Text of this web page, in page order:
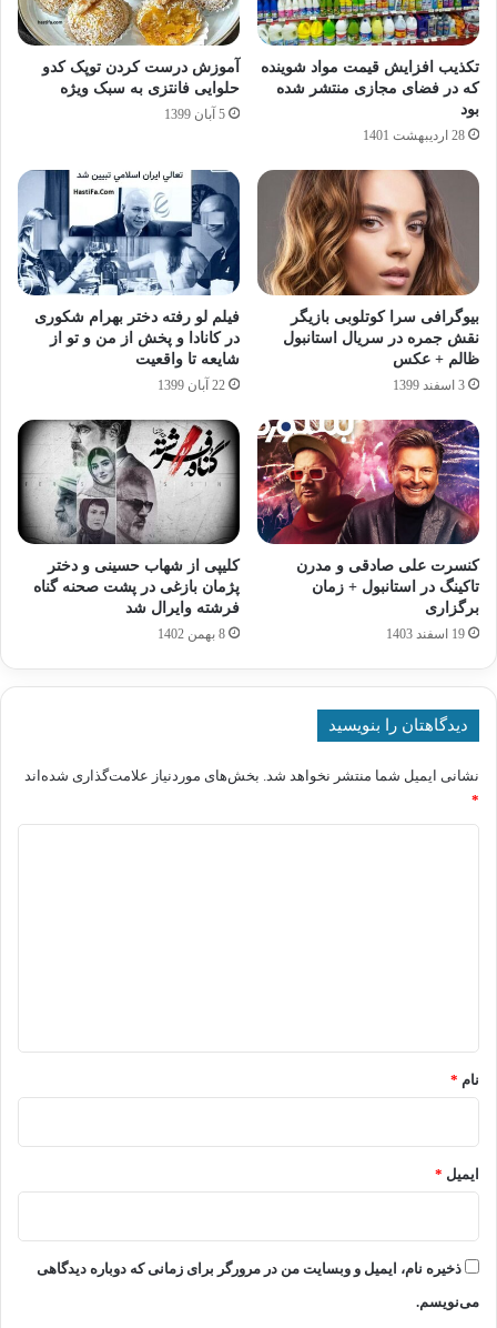
تکذیب افزایش قیمت مواد شوینده
که در فضای مجازی منتشر شده
بود
28 اردیبهشت 1401
آموزش درست کردن توپک کدو
حلوایی فانتزی به سبک ویژه
5 آبان 1399
بیوگرافی سرا کوتلوبی بازیگر
نقش جمره در سریال استانبول
ظالم + عکس
3 اسفند 1399
فیلم لو رفته دختر بهرام شکوری
در کانادا و پخش از من و تو از
شایعه تا واقعیت
22 آبان 1399
کنسرت علی صادقی و مدرن
تاکینگ در استانبول + زمان
برگزاری
19 اسفند 1403
کلیپی از شهاب حسینی و دختر
پژمان بازغی در پشت صحنه گناه
فرشته وایرال شد
8 بهمن 1402
دیدگاهتان را بنویسید
نشانی ایمیل شما منتشر نخواهد شد. بخش‌های موردنیاز علامت‌گذاری شده‌اند
*
نام *
ایمیل *
ذخیره نام، ایمیل و وبسایت من در مرورگر برای زمانی که دوباره دیدگاهی
می‌نویسم.